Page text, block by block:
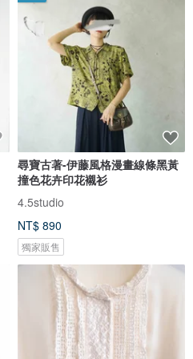
尋寶古著-伊藤風格漫畫線條黑黃
撞色花卉印花襯衫
4.5studio
NT$ 890
獨家販售